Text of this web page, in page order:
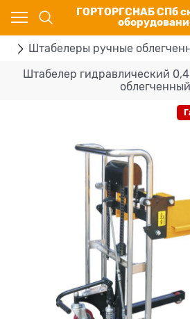
ГОРТОРГСНАБ СПб
Штабелеры ручные
Штабелер гидравлический 0,4
облегченный